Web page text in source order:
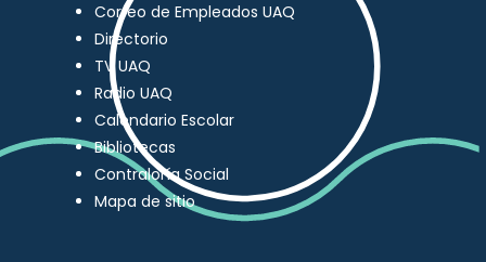
Correo de Empleados UAQ
Directorio
TV UAQ
Radio UAQ
Calendario Escolar
Bibliotecas
Contraloría Social
Mapa de sitio